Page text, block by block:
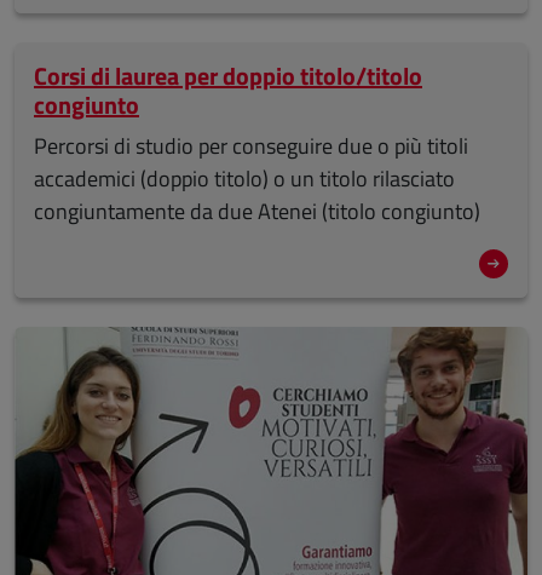
Corsi di laurea per doppio titolo/titolo
congiunto
Percorsi di studio per conseguire due o più titoli
accademici (doppio titolo) o un titolo rilasciato
congiuntamente da due Atenei (titolo congiunto)